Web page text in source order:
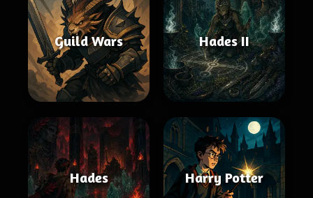
Guild Wars Hades II
Hades Harry Potter